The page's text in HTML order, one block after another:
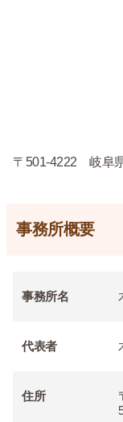
〒501-4222 岐阜
事務所概要
事務所名
代表者
住所